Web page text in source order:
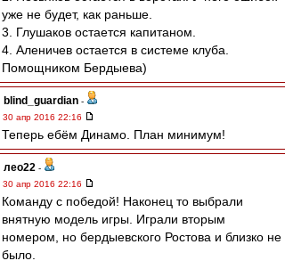
уже не будет, как раньше.
3. Глушаков остается капитаном.
4. Аленичев остается в системе клуба.
Помощником Бердыева)
blind_guardian -
30 апр 2016 22:16
Теперь ебём Динамо. План минимум!
лео22 -
30 апр 2016 22:16
Команду с победой! Наконец то выбрали
внятную модель игры. Играли вторым
номером, но бердыевского Ростова и близко не
было.